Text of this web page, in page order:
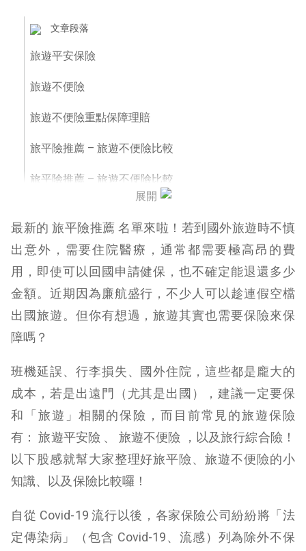
文章段落
旅遊平安保險
旅遊不便險
旅遊不便險重點保障理賠
旅平險推薦 – 旅遊不便險比較
旅平險推薦 – 旅遊不便險比較
【延伸閱讀】
展開
最新的 旅平險推薦 名單來啦！若到國外旅遊時不慎
出意外，需要住院醫療，通常都需要極高昂的費
用，即使可以回國申請健保，也不確定能退還多少
金額。近期因為廉航盛行，不少人可以趁連假空檔
出國旅遊。但你有想過，旅遊其實也需要保險來保
障嗎？
班機延誤、行李損失、國外住院，這些都是龐大的
成本，若是出遠門（尤其是出國），建議一定要保
和「旅遊」相關的保險，而目前常見的旅遊保險
有： 旅遊平安險 、 旅遊不便險 ，以及旅行綜合險！
以下股感就幫大家整理好旅平險、旅遊不便險的小
知識、以及保險比較囉！
自從 Covid-19 流行以後，各家保險公司紛紛將「法
定傳染病」（包含 Covid-19、流感）列為除外不保